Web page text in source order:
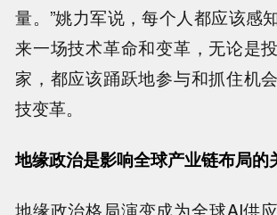
量。”姚力军说，每个人都应该感
来一场技术革命和变革，无论是
家，都应该踊跃地参与和抓住机
技变革。
地缘政治是影响全球产业链布局的
地缘政治格局演变成为全球AI供